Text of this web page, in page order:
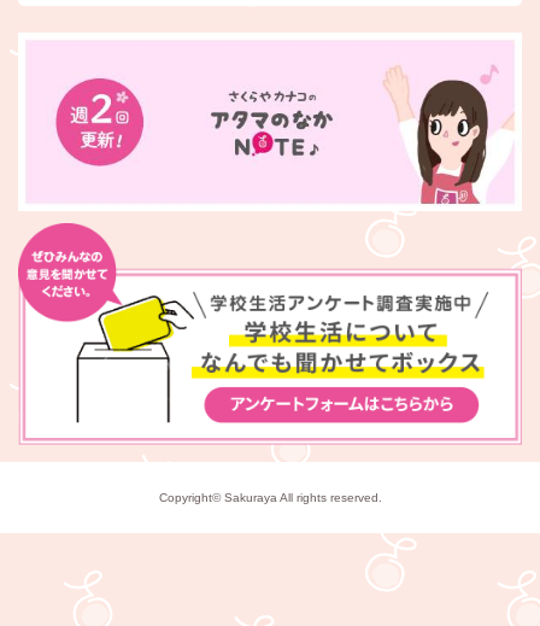
Copyright© Sakuraya All rights reserved.